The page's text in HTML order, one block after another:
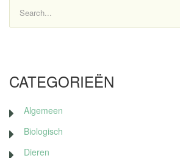
CATEGORIEËN
Algemeen
Biologisch
Dieren